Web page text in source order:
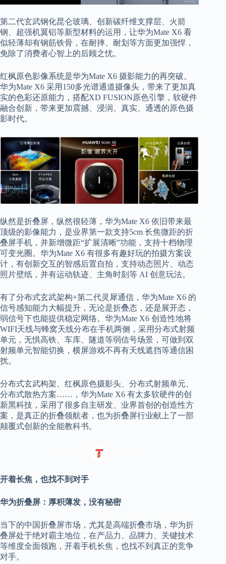
第二代玄武钢化昆仑玻璃、创新碳纤维支撑层、火箭
钢、超强机翼铝等新型材料的运用，让华为Mate X6 看
似轻薄却有钢筋铁骨，在耐摔、耐划等方面更加强悍，
免除了消费者心智上的后顾之忧。
红枫原色影像系统是华为Mate X6 摄影能力的再突破。
华为Mate X6 采用150多光谱通道摄像头，带来了更加真
实的色彩还原能力，搭配XD FUSION原色引擎，软硬件
融合创新，带来更加震撼、浸润、真实、通透的原色摄
影时代。
纵然是折叠屏，纵然很轻薄，华为Mate X6 依旧带来最
顶级的影像能力，是业界第一款支持5cm 长焦微距的折
叠屏手机，并新增微距“扩展清晰”功能，支持十档物理
可变光圈。华为Mate X6 有很多有趣好玩的拍摄方案设
计，有创新交互的智感后置自拍，支持动态照片、动态
照片壁纸，并有运动轨迹、主角时刻等 AI 创意玩法。
有了分布式玄武架构+第二代灵犀通信，华为Mate X6 的
信号感知能力大幅提升，无论是折叠态，还是展开态，
弱信号下也能提供稳定网络。华为Mate X6 创造性地将
WIFI天线与蜂窝天线分布在手机两侧，采用分布式射频
单元，无惧高铁、车库、隧道等弱信号场景，可做到双
射频单元智能切换，横屏游戏不再有天线遮挡等通信困
扰。
分布式玄武构架、红枫原色摄影头、分布式射频单元、
分布式散热方案……，华为Mate X6 有太多软硬件的创
新黑科技，采用了很多自主研发、业界首创的创造性方
案，是真正的折叠领航者，也为折叠屏行业献上了一部
颠覆式创新的全能教科书。
开着长焦，也找不到对手
华为折叠屏：厚积薄发，没有秘密
当下的中国折叠屏市场，尤其是高端折叠市场，华为折
叠屏处于绝对霸主地位，在产品力、品牌力、关键技术
等维度全面领跑，开着手机长焦，也找不到真正的竞争
对手。